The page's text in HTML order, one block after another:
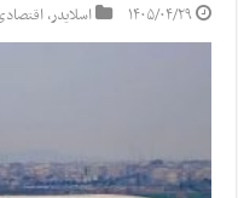
۱۴۰۵/۰۴/۲۹ اسلایدر,